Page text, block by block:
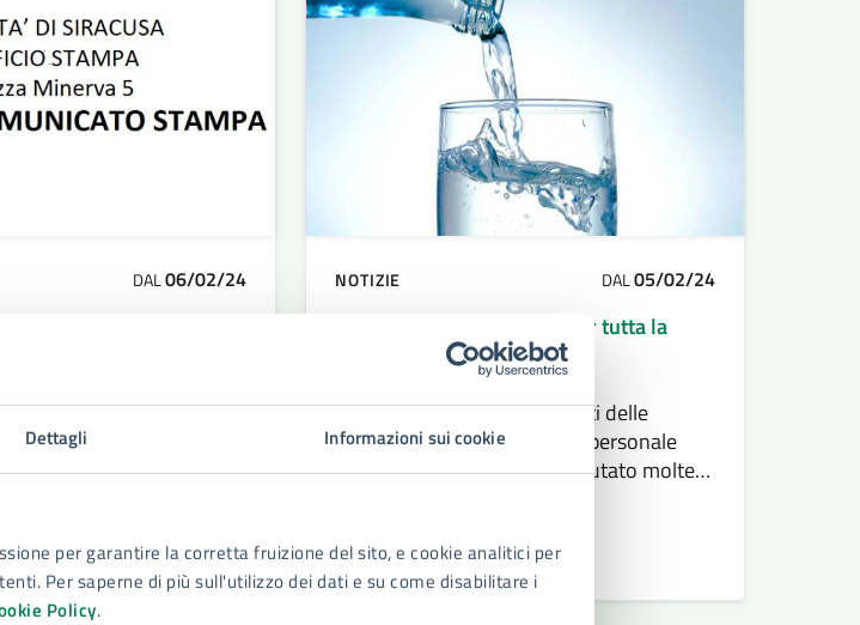
Dettagli Informazioni sui cookie
per garantire la corretta fruizione del sito, e cookie analitici per
Per saperne di più sull'utilizzo dei dati e su come disabilitare i
Policy.
DAL06/02/24
Michelangelo
rappresentato il sito
Pantalica” alla Bit di
NOTIZIE DAL05/02/24
Acqua sanificata gratuita per tutta la
popolazione carceraria
Il Garante comunale dei diritti delle
persone private della libertà personale
della città di Siracusa, ha valutato molte
detenuti di Cavadonna
LEGGI DI PIÙ